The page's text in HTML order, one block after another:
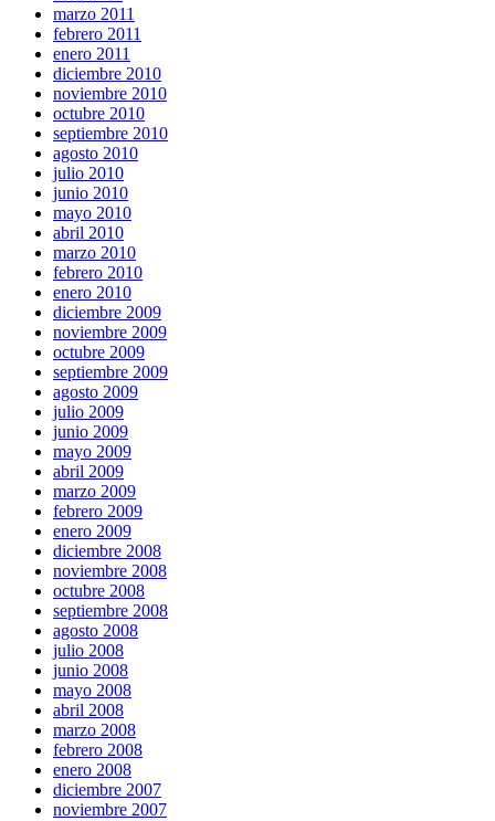
marzo 2011
febrero 2011
enero 2011
diciembre 2010
noviembre 2010
octubre 2010
septiembre 2010
agosto 2010
julio 2010
junio 2010
mayo 2010
abril 2010
marzo 2010
febrero 2010
enero 2010
diciembre 2009
noviembre 2009
octubre 2009
septiembre 2009
agosto 2009
julio 2009
junio 2009
mayo 2009
abril 2009
marzo 2009
febrero 2009
enero 2009
diciembre 2008
noviembre 2008
octubre 2008
septiembre 2008
agosto 2008
julio 2008
junio 2008
mayo 2008
abril 2008
marzo 2008
febrero 2008
enero 2008
diciembre 2007
noviembre 2007